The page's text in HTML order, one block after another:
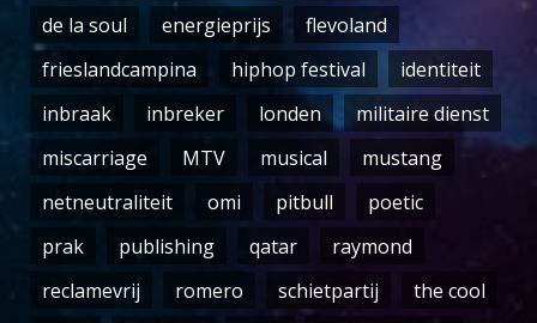
de la soul
energieprijs
flevoland
frieslandcampina
hiphop festival
identiteit
inbraak
inbreker londen
militaire dienst
miscarriage
MTV musical
mustang
netneutraliteit
omi pitbull
poetic
prak
publishing qatar
raymond
reclamevrij
romero schietpartij
the cool